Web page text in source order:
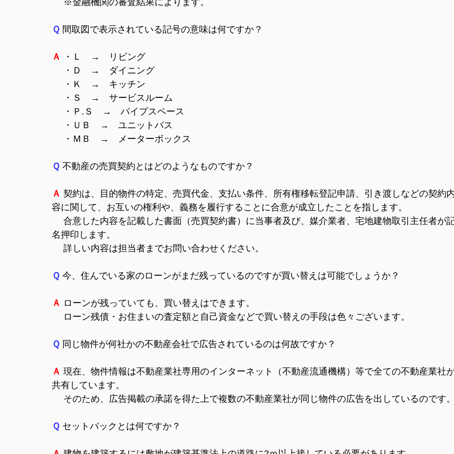
※金融機関の審査結果によります。
Ｑ 間取図で表示されている記号の意味は何ですか？
Ａ
・Ｌ → リビング
・Ｄ → ダイニング
・Ｋ → キッチン
・Ｓ → サービスルーム
・Ｐ.Ｓ → パイプスペース
・ＵＢ → ユニットバス
・ＭＢ → メーターボックス
Ｑ 不動産の売買契約とはどのようなものですか？
Ａ 契約は、目的物件の特定、売買代金、支払い条件、所有権移転登記申請、引き渡しなどの契約
容に関して、お互いの権利や、義務を履行することに合意が成立したことを指します。
合意した内容を記載した書面（売買契約書）に当事者及び、媒介業者、宅地建物取引主任者が
名押印します。
詳しい内容は担当者までお問い合わせください。
Ｑ 今、住んでいる家のローンがまだ残っているのですが買い替えは可能でしょうか？
Ａ ローンが残っていても、買い替えはできます。
ローン残債・お住まいの査定額と自己資金などで買い替えの手段は色々ございます。
Ｑ 同じ物件が何社かの不動産会社で広告されているのは何故ですか？
Ａ 現在、物件情報は不動産業社専用のインターネット（不動産流通機構）等で全ての不動産業社
共有しています。
そのため、広告掲載の承諾を得た上で複数の不動産業社が同じ物件の広告を出しているのです
Ｑ セットバックとは何ですか？